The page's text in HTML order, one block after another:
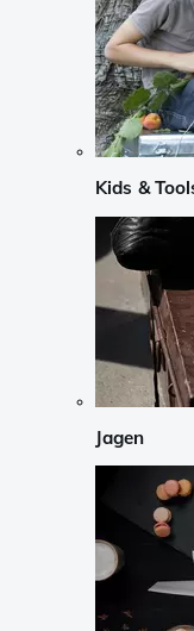
Kids &
Jagen